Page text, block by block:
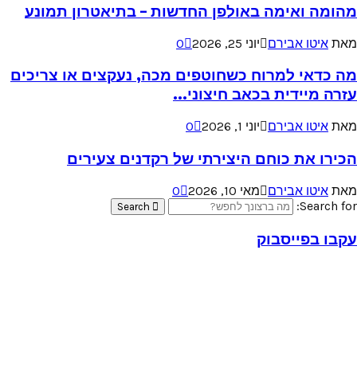
מהומה ואימה באולפן החדשות – בתיאטרון תמונע
מאת איטו אבירם יוני 25, 2026 0
מה כדאי למרוח כשחוטפים מכה, נעקצים או צריכים
עזרה מיידית בכאב חיצוני...
מאת איטו אבירם יוני 1, 2026 0
הכירו את כוחם היצירתי של רקדנים צעירים
מאת איטו אבירם מאי 10, 2026
0
Search for:
Search
עקבו בפייסבוק